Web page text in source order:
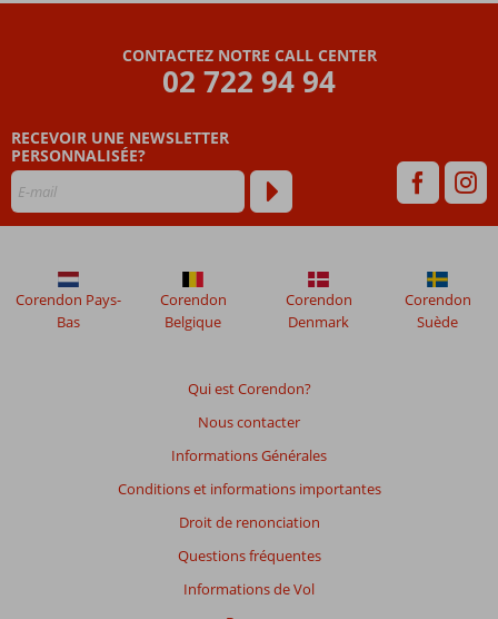
CONTACTEZ NOTRE CALL CENTER
02 722 94 94
RECEVOIR UNE NEWSLETTER
PERSONNALISÉE?
Qui est Corendon?
Nous contacter
Informations Générales
Conditions et informations importantes
Droit de renonciation
Questions fréquentes
Informations de Vol
Corendon Pays-
Bas
Corendon
Belgique
Corendon
Denmark
Corendon
Suède